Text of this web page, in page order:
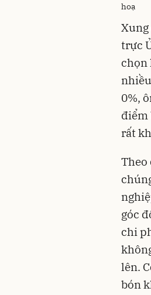
hoạ
Xung
trực
chọn
0%,
điểm
rất
Theo
góc
chi
lên.
bón